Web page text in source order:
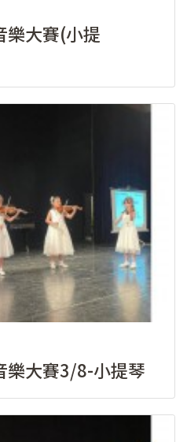
際音樂大賽
2026-01-18
樂大賽(小提
樂大賽3/8-小提琴